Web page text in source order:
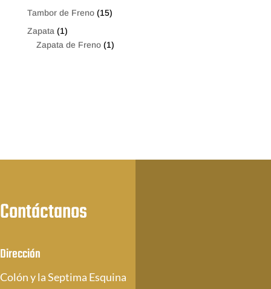
Tambor de Freno (15)
Zapata (1)
Zapata de Freno (1)
Contáctanos
Dirección
Colón y la Septima Esquina